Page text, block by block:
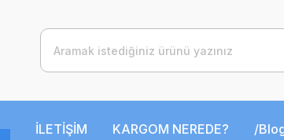
İLETİŞİM KARGOM NEREDE? /